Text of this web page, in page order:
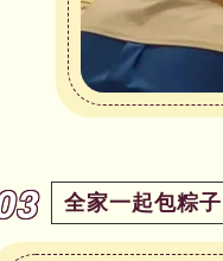
全家一起包粽子